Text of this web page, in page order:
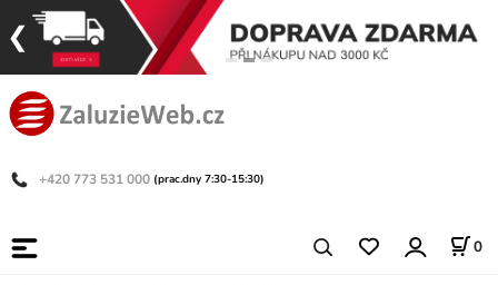
+420 773 531 000 (prac.dny 7:30-15:30)
0